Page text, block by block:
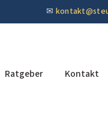
✉
Ratgeber Kontakt